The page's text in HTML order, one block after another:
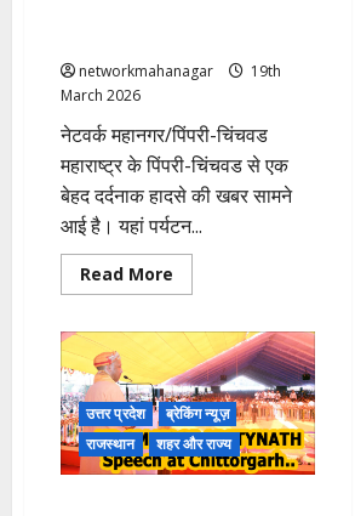
फिर
networkmahanagar
19th
March 2026
नेटवर्क महानगर/पिंपरी-चिंचवड
महाराष्ट्र के पिंपरी-चिंचवड से एक
बेहद दर्दनाक हादसे की खबर सामने
आई है। यहां पर्यटन...
Read More
more
से
लौट
रहे
3
दोस्तों
की
मौत;
फ्लाईओवर
उत्तर प्रदेश
ब्रेकिंग न्यूज़
राजस्थान
शहर और राज्य